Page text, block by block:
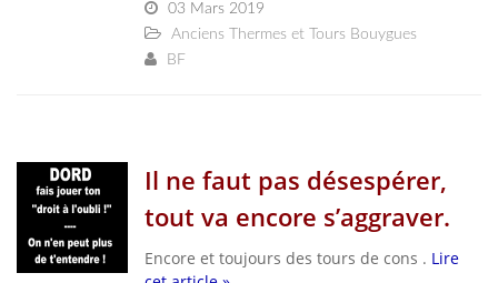
03 Mars 2019
Anciens Thermes et Tours Bouygues
BF
Il ne faut pas désespérer,
tout va encore s’aggraver.
Encore et toujours des tours de cons . Lire